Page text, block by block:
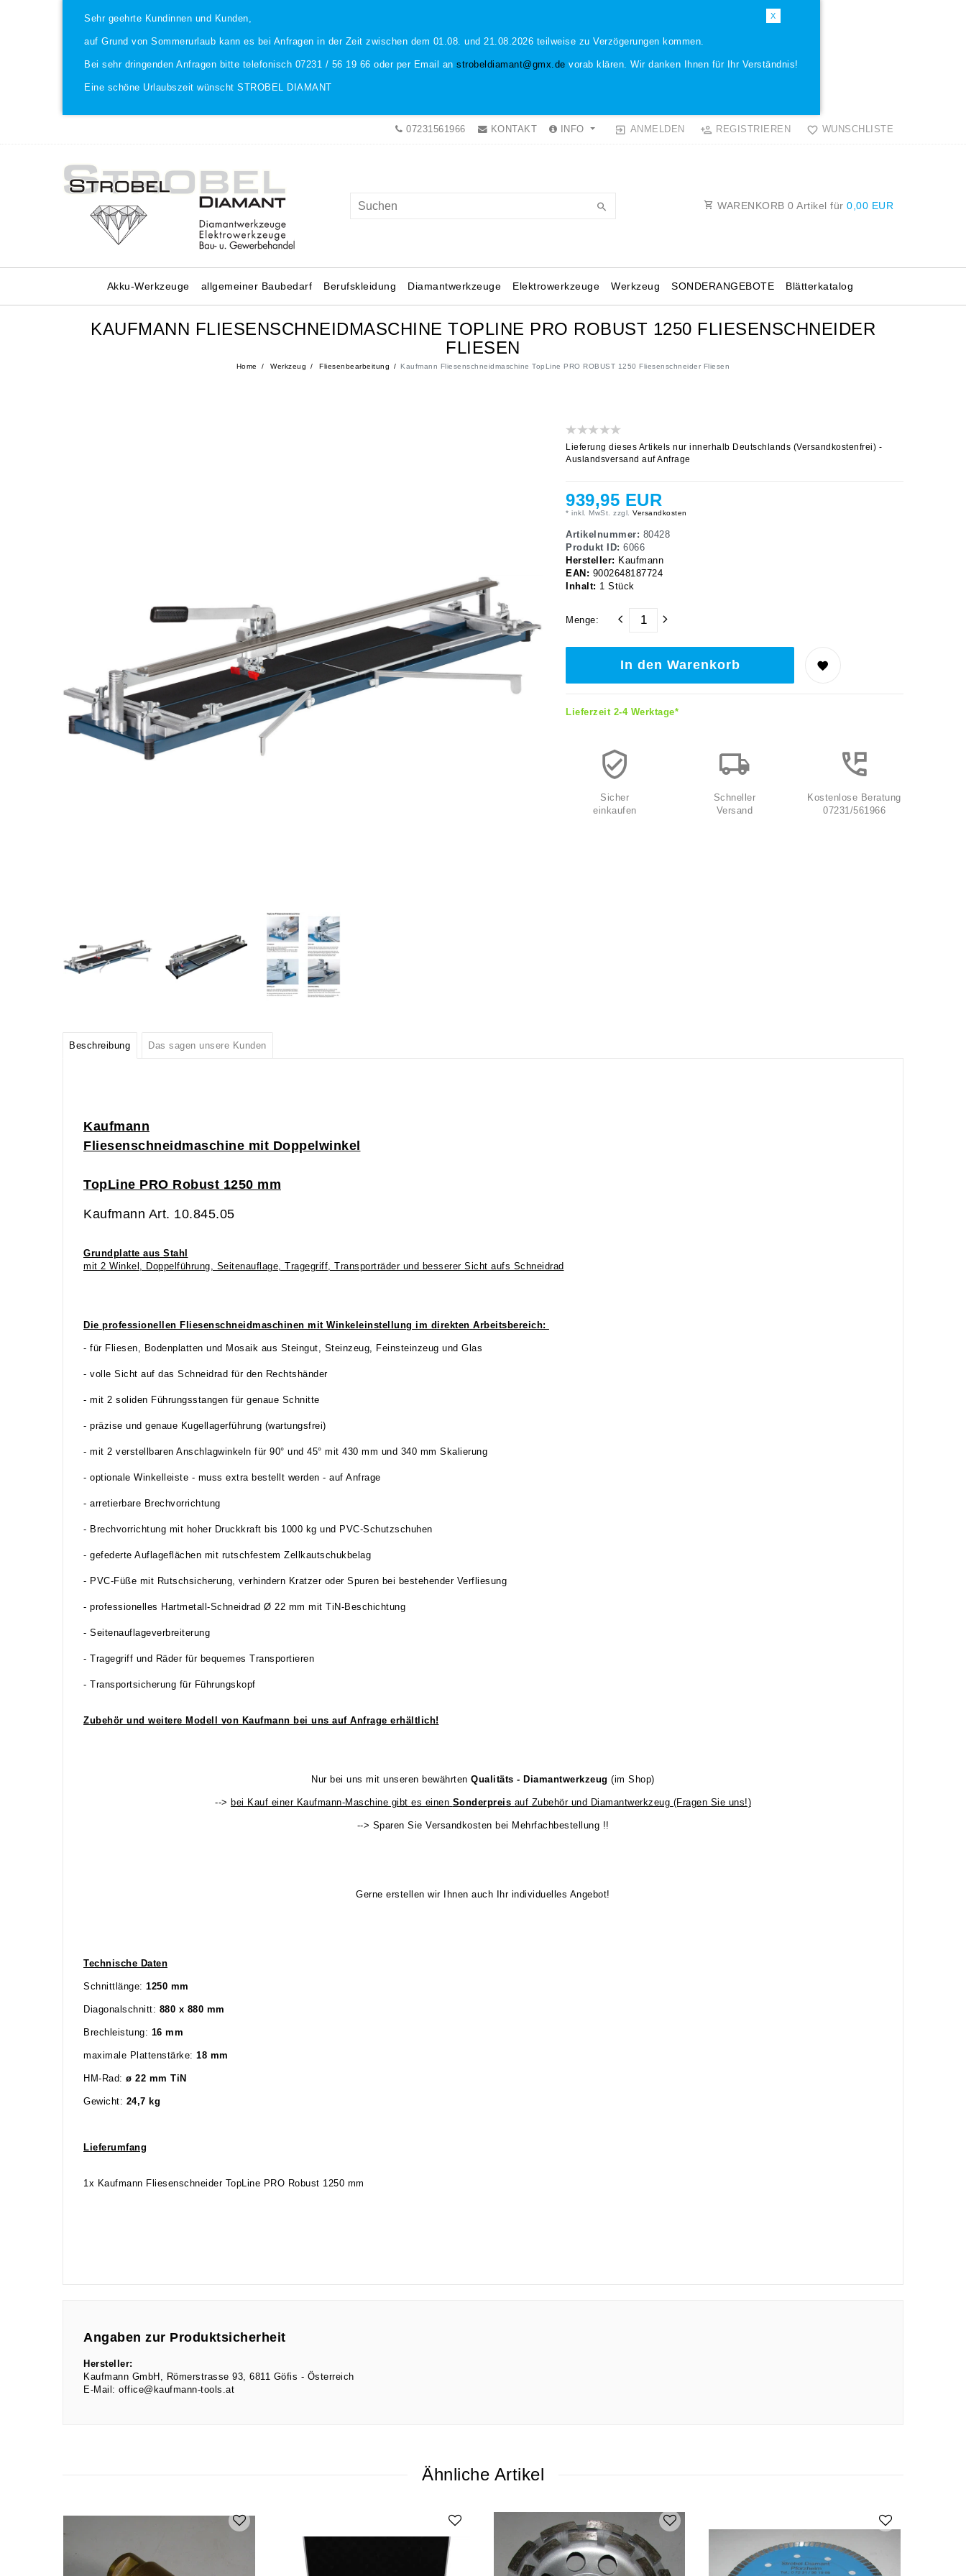
X
Sehr geehrte Kundinnen und Kunden,
auf Grund von Sommerurlaub kann es bei Anfragen in der Zeit zwischen dem 01.08. und 21.08.2026 teilweise zu Verzögerungen kommen.
Bei sehr dringenden Anfragen bitte telefonisch 07231 / 56 19 66 oder per Email an strobeldiamant@gmx.de vorab klären. Wir danken Ihnen für Ihr Verständnis!
Eine schöne Urlaubszeit wünscht STROBEL DIAMANT
07231561966 KONTAKT INFO ANMELDEN REGISTRIEREN WUNSCHLISTE
WARENKORB 0 Artikel für 0,00 EUR
Akku-Werkzeuge allgemeiner Baubedarf Berufskleidung Diamantwerkzeuge Elektrowerkzeuge Werkzeug Blätterkatalog
SONDERANGEBOTE
KAUFMANN FLIESENSCHNEIDMASCHINE TOPLINE PRO ROBUST 1250 FLIESENSCHNEIDER
FLIESEN
Home Werkzeug Fliesenbearbeitung Kaufmann Fliesenschneidmaschine TopLine PRO ROBUST 1250 Fliesenschneider Fliesen
Lieferung dieses Artikels nur innerhalb Deutschlands (Versandkostenfrei) -
Auslandsversand auf Anfrage
939,95 EUR
* inkl. MwSt. zzgl. Versandkosten
Artikelnummer: 80428
Produkt ID: 6066
Hersteller: Kaufmann
EAN: 9002648187724
Inhalt: 1 Stück
Menge:
In den Warenkorb
Lieferzeit 2-4 Werktage*
Sicher
einkaufen
Schneller
Versand
Kostenlose Beratung
07231/561966
Beschreibung Das sagen unsere Kunden
Kaufmann
Fliesenschneidmaschine mit Doppelwinkel
TopLine PRO Robust 1250 mm
Kaufmann Art. 10.845.05
Grundplatte aus Stahl
mit 2 Winkel, Doppelführung, Seitenauflage, Tragegriff, Transporträder und besserer Sicht aufs Schneidrad
Die professionellen Fliesenschneidmaschinen mit Winkeleinstellung im direkten Arbeitsbereich:
- für Fliesen, Bodenplatten und Mosaik aus Steingut, Steinzeug, Feinsteinzeug und Glas
- volle Sicht auf das Schneidrad für den Rechtshänder
- mit 2 soliden Führungsstangen für genaue Schnitte
- präzise und genaue Kugellagerführung (wartungsfrei)
- mit 2 verstellbaren Anschlagwinkeln für 90° und 45° mit 430 mm und 340 mm Skalierung
- optionale Winkelleiste - muss extra bestellt werden - auf Anfrage
- arretierbare Brechvorrichtung
- Brechvorrichtung mit hoher Druckkraft bis 1000 kg und PVC-Schutzschuhen
- gefederte Auflageflächen mit rutschfestem Zellkautschukbelag
- PVC-Füße mit Rutschsicherung, verhindern Kratzer oder Spuren bei bestehender Verfliesung
- professionelles Hartmetall-Schneidrad Ø 22 mm mit TiN-Beschichtung
- Seitenauflageverbreiterung
- Tragegriff und Räder für bequemes Transportieren
- Transportsicherung für Führungskopf
Zubehör und weitere Modell von Kaufmann bei uns auf Anfrage erhältlich!
Nur bei uns mit unseren bewährtenQualitäts - Diamantwerkzeug (im Shop)
--> bei Kauf einer Kaufmann-Maschine gibt es einen Sonderpreis auf Zubehör und Diamantwerkzeug (Fragen Sie uns!)
--> Sparen Sie Versandkosten bei Mehrfachbestellung !!
Gerne erstellen wir Ihnen auch Ihr individuelles Angebot!
Technische Daten
Schnittlänge: 1250 mm
Diagonalschnitt: 880 x 880 mm
Brechleistung: 16 mm
maximale Plattenstärke: 18 mm
HM-Rad: ø 22 mm TiN
Gewicht: 24,7 kg
Lieferumfang
1x Kaufmann Fliesenschneider TopLine PRO Robust 1250 mm
Angaben zur Produktsicherheit
Hersteller:
Kaufmann GmbH
Römerstrasse 93 6811 Göfis
Österreich
E-Mail: office@kaufmann-tools.at
Ähnliche Artikel